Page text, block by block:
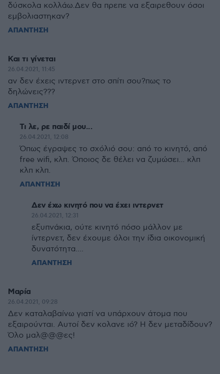
δύσκολα κολλάω.Δεν θα πρεπε να εξαιρεθουν όσοι
εμβολιαστηκαν?
ΑΠΑΝΤΗΣΗ
Και τι γίνεται
26.04.2021, 11:45
αν δεν έχεις ιντερνετ στο σπίτι σου?πως το
δηλώνεις???
ΑΠΑΝΤΗΣΗ
Τι λε, ρε παιδί μου...
26.04.2021, 12:08
Όπως έγραψες το σχόλιό σου: από το κινητό, από
free wifi, κλπ. Όποιος δε θέλει να ζυμώσει... κλπ
κλπ κλπ.
ΑΠΑΝΤΗΣΗ
Δεν έχω κινητό που να έχει ιντερνετ
26.04.2021, 12:31
εξυπνάκια, ούτε κινητό πόσο μάλλον με
ίντερνετ, δεν έχουμε όλοι την ίδια οικονομική
δυνατότητα....
ΑΠΑΝΤΗΣΗ
Μαρία
26.04.2021, 09:28
Δεν καταλαβαίνω γιατί να υπάρχουν άτομα που
εξαιρούνται. Αυτοί δεν κολανε ιό? Η δεν μεταδίδουν?
Όλο μαλ@@@ες!
ΑΠΑΝΤΗΣΗ